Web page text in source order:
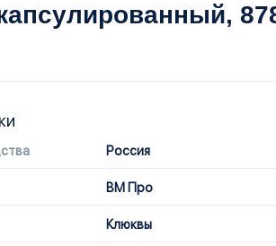
,
Россия
ВМ Про
Клюквы